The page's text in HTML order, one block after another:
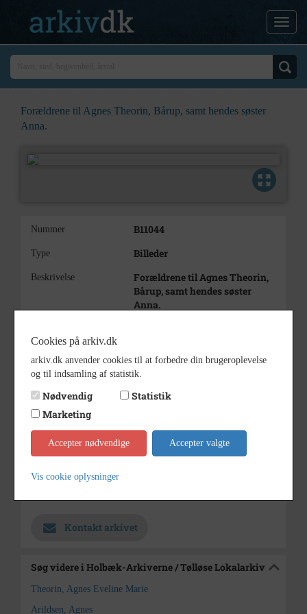
Forældrene til Agnes Theorin, Bårup, samt hendes søster
Anna.
Nummer B11044
Type Billeder
Beskrivelse
Forældrene til Agnes Theorin,
Bårup, samt hendes søster
Anna.
Agnes Theorin blev gift med
Periode
Dateringsnote udateret
Fotograf Ukendt
Arkiv
Kontakt arkivet
Søg videre i Holbæk-Arkiverne / Tølløse Lokalarkiv
Theorin, Agnes Eveline Marie
Arildsen, Agnes
Cookies på arkiv.dk
arkiv.dk anvender cookies til at forbedre din brugeroplevelse
og til indsamling af statistik.
Nødvendig
Statistik
Marketing
Accepter nødvendige Accepter valgte
Vis cookie oplysninger